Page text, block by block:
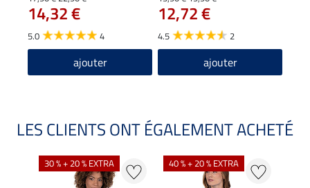
14,32 €
5.0 4
ajouter
12,72 €
4.5 2
ajouter
LES CLIENTS ONT ÉGALEMENT ACHETÉ
30 % + 20 % EXTRA 40 % + 20 % EXTRA